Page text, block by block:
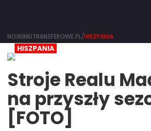
NOWINKITRANSFEROWE.PL/HISZPANIA
HISZPANIA
Stroje Realu
na przyszły
[FOTO]